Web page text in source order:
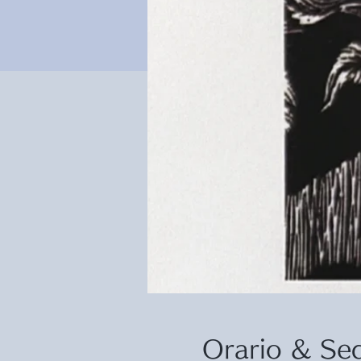
Orario &